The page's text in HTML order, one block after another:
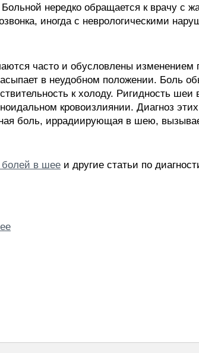
нередко обращается к врачу с
иногда с неврологическими
часто и обусловлены
в неудобном положении. Боль
к холоду. Ригидность
кровоизлиянии. Диагноз
боль, иррадиирующая в шею,
болей в шее и другие статьи по